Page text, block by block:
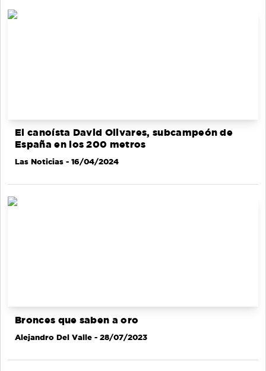
El canoísta David Olivares, subcampeón de
España en los 200 metros
Las Noticias - 16/04/2024
Bronces que saben a oro
Alejandro Del Valle - 28/07/2023